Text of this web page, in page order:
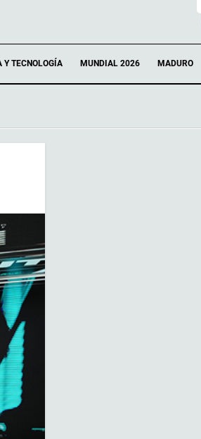
Y TECNOLOGÍA MUNDIAL 2026 MADURO